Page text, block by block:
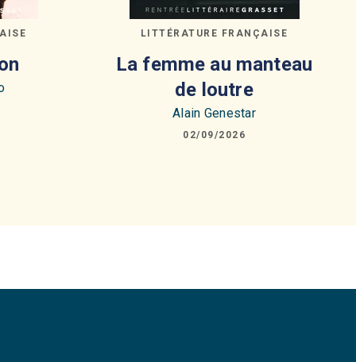
LITTÉRATURE FRANÇAISE
La femme au manteau
de loutre
Alain Genestar
02/09/2026